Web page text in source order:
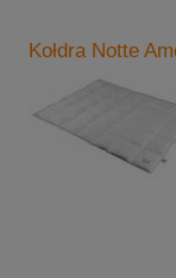
Kołdra Notte